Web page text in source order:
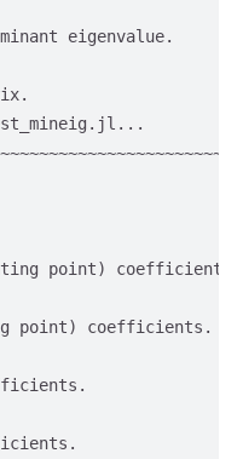
dominant
matrix.
point)
point)